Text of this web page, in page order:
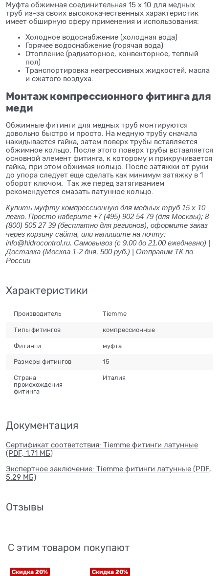
Муфта обжимная соединительная 15 x 10 для медных
труб из-за своих высококачественных характеристик
имеет обширную сферу применения и использования:
Холодное водоснабжение (холодная вода)
Горячее водоснабжение (горячая вода)
Отопление (радиаторное, конвекторное, теплый
пол)
Транспортировка неагрессивных жидкостей, масла
и сжатого воздуха.
Монтаж компрессионного фитинга для
меди
Обжимные фитинги для медных труб монтируются
довольно быстро и просто. На медную трубу сначала
накидывается гайка, затем поверх трубы вставляется
обжимное кольцо. После этого поверх трубы вставляется
основной элемент фитинга, к которому и прикручивается
гайка, при этом обжимая кольцо. После затяжки от руки
до упора следует еще сделать как минимум затяжку в 1
оборот ключом. Так же перед затягиванием
рекомендуется смазать латунное кольцо.
Купить муфту компрессионную для медных труб 15 x 10
легко. Просто наберите +7 (495) 902 54 79 (для Москвы); 8
(800) 505 27 39 (бесплатно для регионов), оформите заказ
через корзину сайта, или напишите на почту:
info@hidrocontrol.ru. Самовывоз (с 9.00 до 21.00 ежедневно) |
Доставка (Москва 1-2 дня, 500 руб.) | Отправим ТК по
России
Характеристики
Производитель Tiemme
Типы фитингов компрессионные
Фитинги муфта
Размеры фитингов 15
Страна
происхождения
фитинга
Италия
Документация
Сертификат соответствия: Tiemme фитинги латунные
(PDF, 1.71 МБ)
Экспертное заключение: Tiemme фитинги латунные (PDF,
5.29 МБ)
Отзывы
С этим товаром покупают
Скидка 20% Скидка 20%